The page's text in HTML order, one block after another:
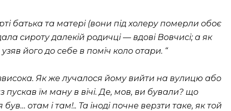
батька та матері (вони під холеру померли обоє
сироту далекій родичці — вдові Вовчисі; а як
його до себе в поміч коло отари. “
Як же лучалося йому вийти на вулицю або
пускав їм ману в вічі. Де, мов, ви бували? що
отам і там!.. Та іноді почне верзти таке, як той